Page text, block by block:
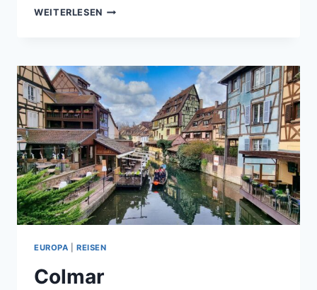
WEITERLESEN STADTANSICHTEN:
EUROPA |REISEN
Colmar